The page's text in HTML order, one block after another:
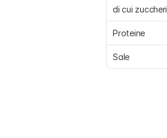
di cui zuccheri
Proteine
Sale